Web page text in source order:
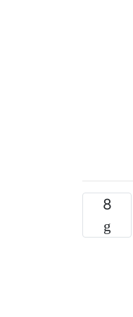
8